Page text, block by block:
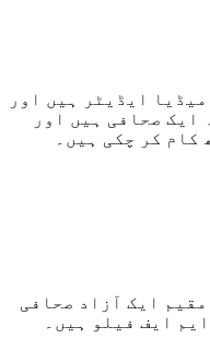
ایڈیٹر ہیں اور
ایک صحافی ہیں اور
کام کر چکی ہیں۔
ایک آزاد صحافی